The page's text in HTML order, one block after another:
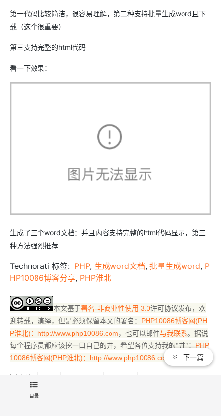
第一代码比较简洁，很容易理解，第二种支持批量生成word且下
载（这个很重要）
第三支持完整的html代码
看一下效果：
生成了三个word文档：并且内容支持完整的html代码显示，第三
种方法强烈推荐
Technorati 标签: PHP, 生成word文档, 批量生成word, P
HP10086博客分享, PHP淮北
本文基于署名-非商业性使用 3.0许可协议发布，欢
迎转载，演绎，但是必须保留本文的署名：
PHP10086博客网(PH
P淮北)：http://www.php10086.com，也可以邮件与我联系。据说
每个程序员都应该挖一口自己的井，希望各位支持我的"井"：
PHP
10086博客网(PHP淮北)：http://www.php10086.com
。
文章标签： 移动开发 前端开发
人工智能
目录
下一篇